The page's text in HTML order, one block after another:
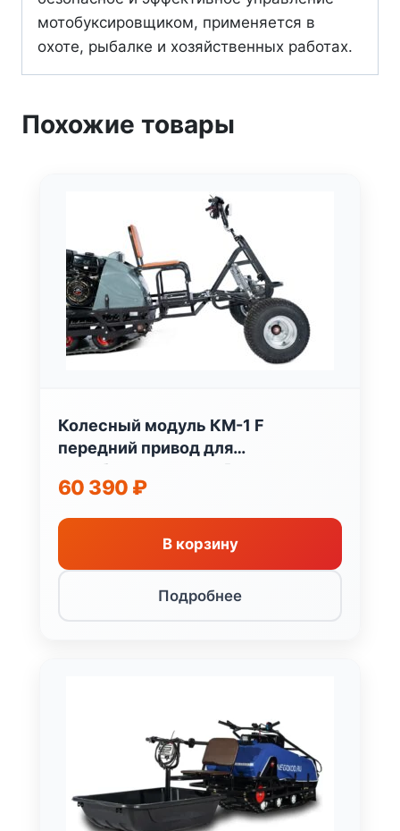
мотобуксировщиком, применяется в
охоте, рыбалке и хозяйственных работах.
Похожие товары
Колесный модуль КМ-1 F
передний привод для
мотобуксировщика Россия
60 390 ₽
В корзину
Подробнее